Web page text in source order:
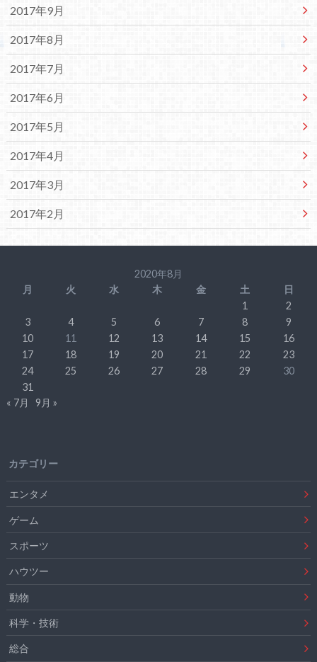
2017年9月
2017年8月
2017年7月
2017年6月
2017年5月
2017年4月
2017年3月
2017年2月
2020年8月
月
火 水 木 金 土
日
1
2
3
4 5 6 7 8
9
10
11 12 13 14 15
16
17
18 19 20 21 22
23
24
25 26 27 28 29
30
31
« 7月
9月 »
カテゴリー
エンタメ
ゲーム
スポーツ
ハウツー
動物
科学・技術
総合